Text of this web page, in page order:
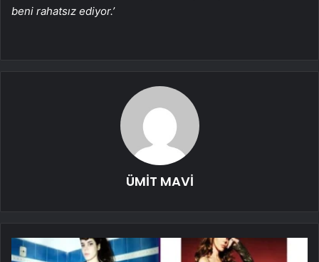
beni rahatsız ediyor.’
ÜMİT MAVİ